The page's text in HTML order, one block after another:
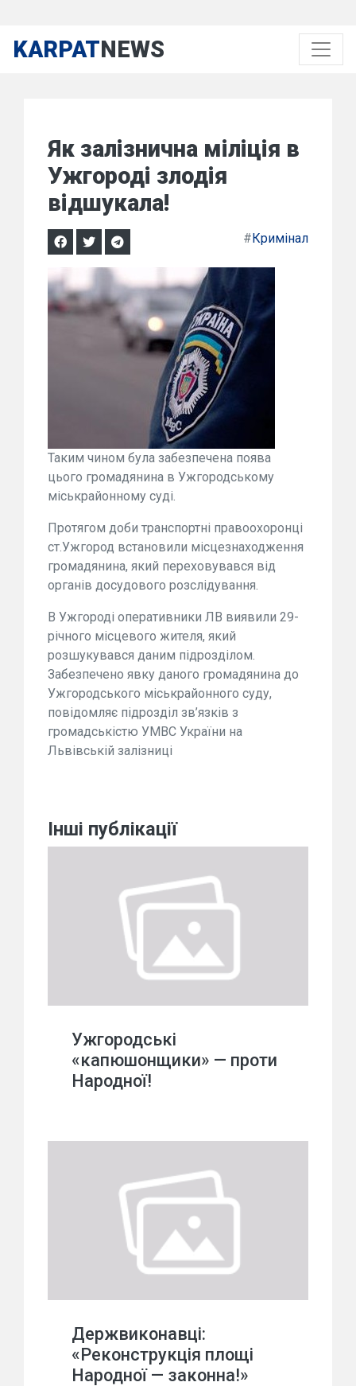
KARPATNEWS
Як залізнична міліція в
Ужгороді злодія
відшукала!
#Кримінал
Таким чином була забезпечена поява
цього громадянина в Ужгородському
міськрайонному суді.
Протягом доби транспортні правоохоронці
ст.Ужгород встановили місцезнаходження
громадянина, який переховувався від
органів досудового розслідування.
В Ужгороді оперативники ЛВ виявили 29-
річного місцевого жителя, який
розшукувався даним підрозділом.
Забезпечено явку даного громадянина до
Ужгородського міськрайонного суду,
повідомляє підрозділ зв’язків з
громадськістю УМВС України на
Львівській залізниці
Інші публікації
Ужгородські
«капюшонщики» — проти
Народної!
Держвиконавці:
«Реконструкція площі
Народної — законна!»